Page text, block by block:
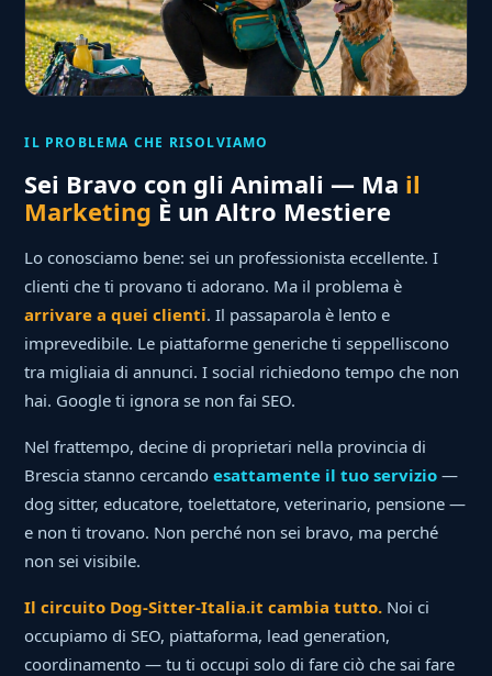
IL PROBLEMA CHE RISOLVIAMO
Sei Bravo con gli Animali — Ma il
Marketing È un Altro Mestiere
Lo conosciamo bene: sei un professionista eccellente. I
clienti che ti provano ti adorano. Ma il problema è
arrivare a quei clienti. Il passaparola è lento e
imprevedibile. Le piattaforme generiche ti seppelliscono
tra migliaia di annunci. I social richiedono tempo che non
hai. Google ti ignora se non fai SEO.
Nel frattempo, decine di proprietari nella provincia di
Brescia stanno cercandoesattamente il tuo servizio —
dog sitter, educatore, toelettatore, veterinario, pensione —
e non ti trovano. Non perché non sei bravo, ma perché
non sei visibile.
Il circuito Dog-Sitter-Italia.it cambia tutto. Noi ci
occupiamo di SEO, piattaforma, lead generation,
coordinamento — tu ti occupi solo di fare ciò che sai fare